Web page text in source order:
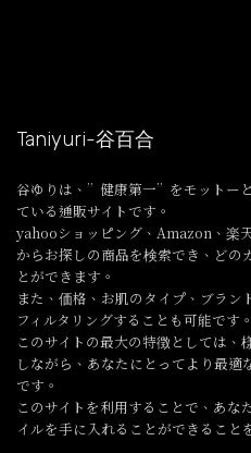
Taniyuri-谷百合
谷ゆりは、”健康第一”をモットー
ている通販サイトです。
yahooショッピング、Amazon、楽
からお探しの商品を検索でき、どの
とができます。
また、価格、お肌のタイプ、ブラン
フィルタリングすることも可能です。
このサイトの最大の特徴としては、
しながら、あなたにとってより最
です。
このサイトを利用することで、あな
イルを手に入れることができること